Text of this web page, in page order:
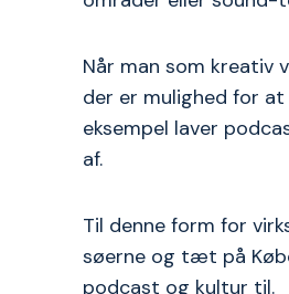
Når man som kreativ
der er mulighed for
eksempel laver
af.
Til denne form for
søerne og tæt på
podcast og kultur til.